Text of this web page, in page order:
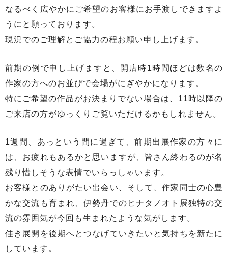
なるべく広やかにご希望のお客様にお手渡しできますよ
うにと願っております。
現況でのご理解とご協力の程お願い申し上げます。
前期の例で申し上げますと、開店時1時間ほどは数名の
作家の方へのお並びで会場がにぎやかになります。
特にご希望の作品がお決まりでない場合は、11時以降の
ご来店の方がゆっくりご覧いただけるかもしれません。
1週間、あっという間に過ぎて、前期出展作家の方々に
は、お疲れもあるかと思いますが、皆さん終わるのが名
残り惜しそうな表情でいらっしゃいます。
お客様とのありがたい出会い、そして、作家同士の心豊
かな交流も育まれ、伊勢丹でのヒナタノオト展独特の交
流の雰囲気が今回も生まれたような気がします。
佳き展開を後期へとつなげていきたいと気持ちを新たに
しています。